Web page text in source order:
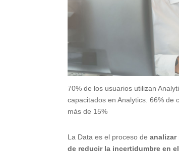
70% de los usuarios utilizan
capacitados en Analytics. 66%
más de 15%
La Data es el proceso de
de reducir la incertidumbre en